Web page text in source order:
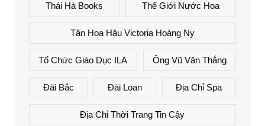
Thái Hà Books Thế Giới Nước Hoa
Tân Hoa Hậu Victoria Hoàng Ny
Tổ Chức Giáo Dục ILA Ông Vũ Văn Thắng
Đài Bắc Đài Loan Địa Chỉ Spa
Địa Chỉ Thời Trang Tin Cậy